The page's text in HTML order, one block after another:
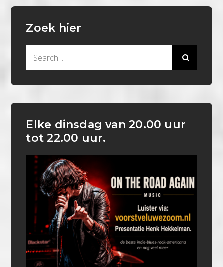
Zoek hier
Elke dinsdag van 20.00 uur
tot 22.00 uur.